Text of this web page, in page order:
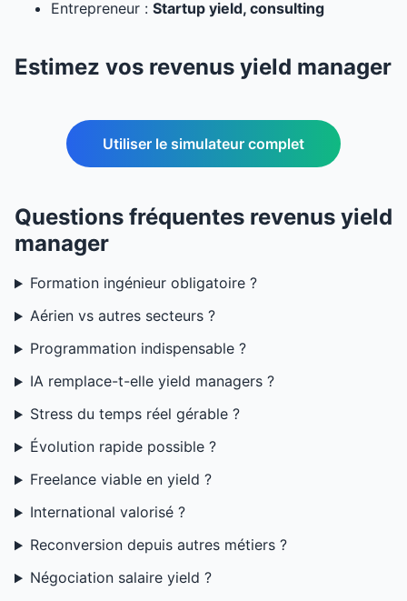
Entrepreneur : Startup yield, consulting
Estimez vos revenus yield manager
Utiliser le simulateur complet
Questions fréquentes revenus yield
manager
Formation ingénieur obligatoire ?
Aérien vs autres secteurs ?
Programmation indispensable ?
IA remplace-t-elle yield managers ?
Stress du temps réel gérable ?
Évolution rapide possible ?
Freelance viable en yield ?
International valorisé ?
Reconversion depuis autres métiers ?
Négociation salaire yield ?